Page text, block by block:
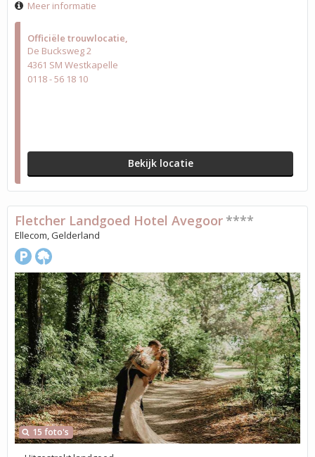
Officiële trouwlocatie
De Bucksweg 2
4361 SM Westkapelle
0118 - 56 18 10
Bekijk locatie
Meer informatie
15 foto's
Fletcher Landgoed Hotel Avegoor ****
Ellecom, Gelderland